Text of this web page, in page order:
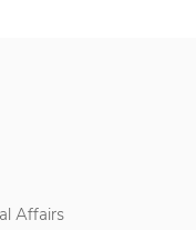
Affairs